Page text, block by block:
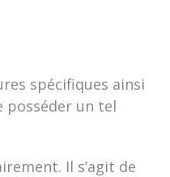
spécifiques ainsi
posséder un tel
Il s’agit de